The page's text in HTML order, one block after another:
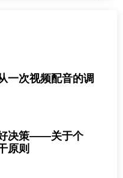
次视频配音的调
决策——关于个
原则